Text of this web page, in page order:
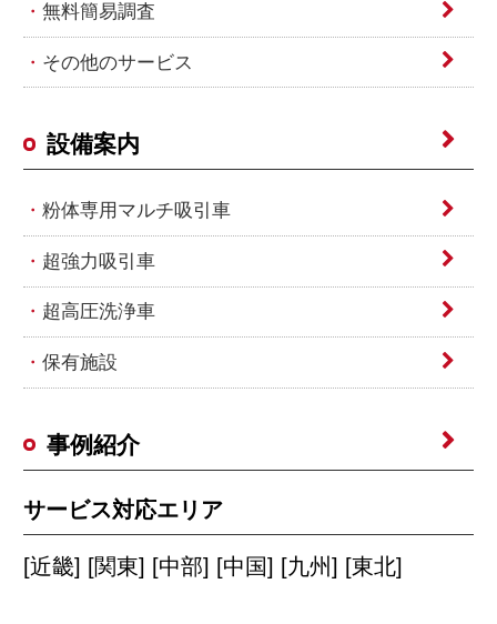
無料簡易調査
その他のサービス
設備案内
粉体専用マルチ吸引車
超強力吸引車
超高圧洗浄車
保有施設
事例紹介
サービス対応エリア
[近畿] [関東] [中部] [中国] [九州] [東北]